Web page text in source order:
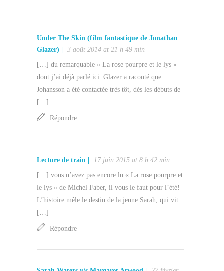
Under The Skin (film fantastique de Jonathan
Glazer) |
3 août 2014 at 21 h 49 min
[…] du remarquable « La rose pourpre et le lys »
dont j’ai déjà parlé ici. Glazer a raconté que
Johansson a été contactée très tôt, dès les débuts de
[…]
Répondre
Lecture de train |
17 juin 2015 at 8 h 42 min
[…] vous n’avez pas encore lu « La rose pourpre et
le lys » de Michel Faber, il vous le faut pour l’été!
L’histoire mêle le destin de la jeune Sarah, qui vit
[…]
Répondre